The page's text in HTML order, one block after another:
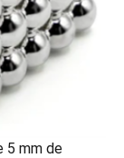
5 mm de